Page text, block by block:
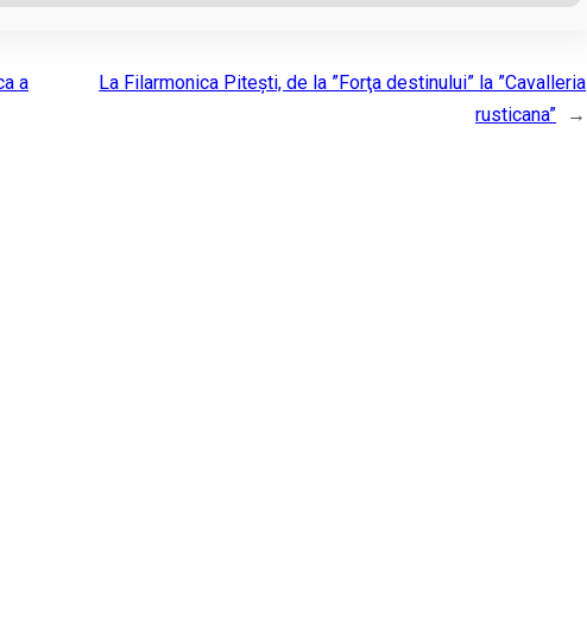
a
La Filarmonica Pitești, de la ”Forţa destinului” la ”Cavalleria
rusticana”
→